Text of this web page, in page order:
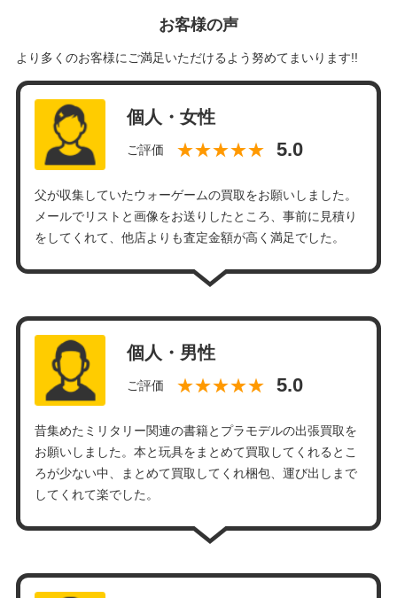
お客様の声
より多くのお客様にご満足いただけるよう努めてまいります!!
個人・女性
ご評価 ★★★★★
父が収集していたウォーゲームの買取をお願いしました。
メールでリストと画像をお送りしたところ、事前に見積り
をしてくれて、他店よりも査定金額が高く満足でした。
個人・男性
ご評価 ★★★★★
昔集めたミリタリー関連の書籍とプラモデルの出張買取を
お願いしました。本と玩具をまとめて買取してくれるとこ
ろが少ない中、まとめて買取してくれ梱包、運び出しまで
してくれて楽でした。